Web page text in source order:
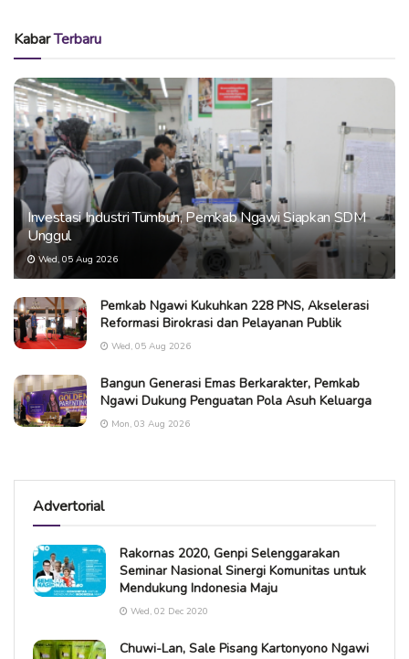
KabarTerbaru
Investasi Industri Tumbuh, Pemkab Ngawi Siapkan SDM
Unggul
Wed, 05 Aug 2026
Pemkab Ngawi Kukuhkan 228 PNS, Akselerasi
Reformasi Birokrasi dan Pelayanan Publik
Wed, 05 Aug 2026
Bangun Generasi Emas Berkarakter, Pemkab
Ngawi Dukung Penguatan Pola Asuh Keluarga
Mon, 03 Aug 2026
Advertorial
Rakornas 2020, Genpi Selenggarakan
Seminar Nasional Sinergi Komunitas untuk
Mendukung Indonesia Maju
Wed, 02 Dec 2020
Chuwi-Lan, Sale Pisang Kartonyono Ngawi